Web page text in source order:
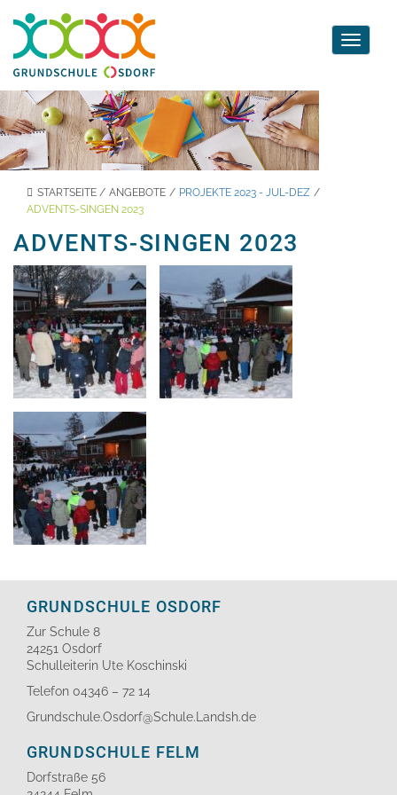
Toggle
STARTSEITE / ANGEBOTE / PROJEKTE 2023 - JUL-DEZ /
ADVENTS-SINGEN 2023
ADVENTS-SINGEN 2023
GRUNDSCHULE OSDORF
Zur Schule 8
24251 Osdorf
Schulleiterin Ute Koschinski
Telefon 04346 – 72 14
Grundschule.Osdorf@Schule.Landsh.de
GRUNDSCHULE FELM
Dorfstraße 56